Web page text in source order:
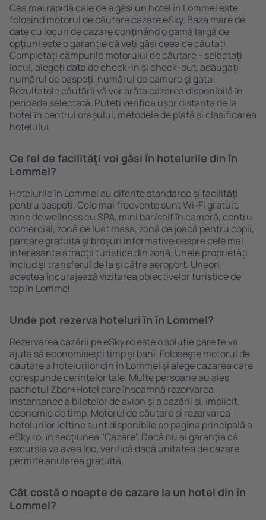
Cea mai rapidă cale de a găsi un hotel în Lommel este
folosind motorul de căutare cazare eSky. Baza mare de
date cu locuri de cazare conţinând o gamă largă de
opţiuni este o garanție că veți găsi ceea ce căutați.
Completați câmpurile motorului de căutare - selectați
locul, alegeți data de check-in și check-out, adăugați
numărul de oaspeți, numărul de camere şi gata!
Rezultatele căutării vă vor arăta cazarea disponibilă ȋn
perioada selectată. Puteți verifica uşor distanța de la
hotel ȋn centrul orașului, metodele de plată și clasificarea
hotelului.
Ce fel de facilităţi voi găsi ȋn hotelurile din în
Lommel?
Hotelurile în Lommel au diferite standarde și facilități
pentru oaspeți. Cele mai frecvente sunt Wi-Fi gratuit,
zone de wellness cu SPA, mini bar/seif în cameră, centru
comercial, zonă de luat masa, zonă de joacă pentru copii,
parcare gratuită și broșuri informative despre cele mai
interesante atracții turistice din zonă. Unele proprietăți
includ și transferul de la și către aeroport. Uneori,
acestea încurajează vizitarea obiectivelor turistice de
top în Lommel.
Unde pot rezerva hoteluri ȋn în Lommel?
Rezervarea cazării pe eSky.ro este o soluție care te va
ajuta să economiseşti timp și bani. Foloseşte motorul de
căutare a hotelurilor din în Lommel și alege cazarea care
corespunde cerințelor tale. Multe persoane au ales
pachetul Zbor+Hotel care ȋnseamnă rezervarea
instantanee a biletelor de avion şi a cazării şi, implicit,
economie de timp. Motorul de căutare și rezervarea
hotelurilor ieftine sunt disponibile pe pagina principală a
eSky.ro, ȋn secţiunea "Cazare". Dacă nu ai garanţia că
excursia va avea loc, verifică dacă unitatea de cazare
permite anularea gratuită.
Cât costă o noapte de cazare la un hotel din în
Lommel?